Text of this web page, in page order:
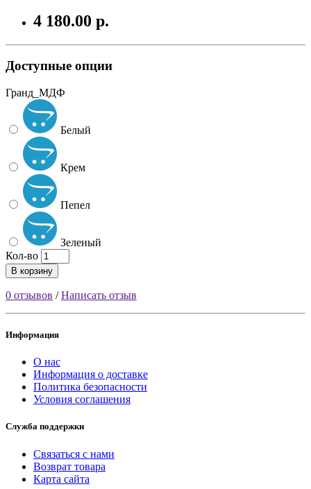
4 180.00 р.
Доступные опции
Гранд_МДФ
Белый
Крем
Пепел
Зеленый
Кол-во
В корзину
0 отзывов /Написать отзыв
Информация
О нас
Информация о доставке
Политика безопасности
Условия соглашения
Служба поддержки
Связаться с нами
Возврат товара
Карта сайта